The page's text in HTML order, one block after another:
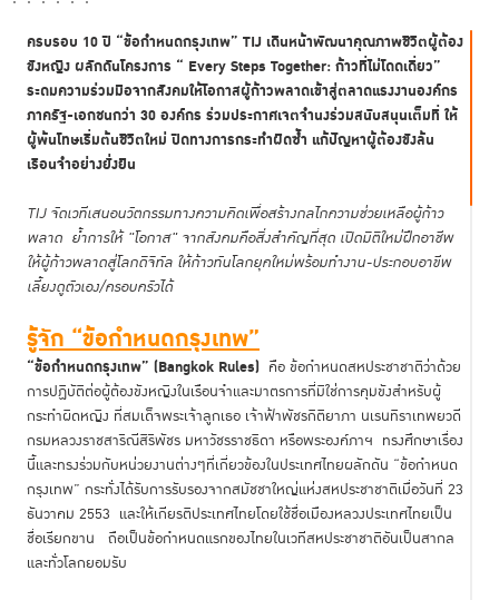
ครบรอบ 10ปี “ข้อกำหนดกรุงเทพ” TIJ เดินหน้าพัฒนาคุณภาพชีวิตผู้ต้อง
ขังหญิง ผลักดันโครงการ “ Every Steps Together:ก้าวที่ไม่โดดเดี่ยว”
ระดมความร่วมมือจากสังคมให้โอกาสผู้ก้าวพลาดเข้าสู่ตลาดแรงงานองค์กร
ภาครัฐ-เอกชนกว่า 30องค์กร ร่วมประกาศเจตจำนงร่วมสนับสนุนเต็มที่ ให้
ผู้พ้นโทษเริ่มต้นชีวิตใหม่ ปิดทางการกระทำผิดซ้ำ แก้ปัญหาผู้ต้องขังล้น
เรือนจำอย่างยั่งยืน
TIJ จัดเวทีเสนอนวัตกรรมทางความคิดเพื่อสร้างกลไกความช่วยเหลือผู้ก้าว
พลาด ย้ำการให้"โอกาส" จากสังคมคือสิ่งสำคัญที่สุด เปิดมิติใหม่ฝึกอาชีพ
ให้ผู้ก้าวพลาดสู่โลกดิจิทัล ให้ก้าวทันโลกยุคใหม่พร้อมทำงาน-ประกอบอาขีพ
เลี้ยงดูตัวเอง/ครอบครัวได้
รู้จัก“ข้อกำหนดกรุงเทพ”
“ข้อกำหนดกรุงเทพ” (Bangkok Rules) คือ ข้อกำหนดสหประชาชาติว่าด้วย
การปฏิบัติต่อผู้ต้องขังหญิงในเรือนจำและมาตรการที่มิใช่การคุมขังสำหรับผู้
กระทำผิดหญิง ที่สมเด็จพระเจ้าลูกเธอ เจ้าฟ้าพัชรกิติยาภา นเรนทิราเทพยวดี
กรมหลวงราชสาริณีสิริพัชร มหาวัชรราชธิดา หรือพระองค์ภาฯ ทรงศึกษาเรื่อง
นี้และทรงร่วมกับหน่วยงานต่างๆที่เกี่ยวข้องในประเทศไทยผลักดัน “ข้อกำหนด
กรุงเทพ” กระทั่งได้รับการรับรองจากสมัชชาใหญ่แห่งสหประชาชาติเมื่อวันที่ 23
ธันวาคม 2553 และให้เกียรติประเทศไทยโดยใช้ชื่อเมืองหลวงประเทศไทยเป็น
ชื่อเรียกขาน ถือเป็นข้อกำหนดแรกของไทยในเวทีสหประชาชาติอันเป็นสากล
และทั่วโลกยอมรับ